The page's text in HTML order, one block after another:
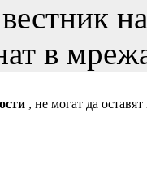
вестник
в
, не могат да